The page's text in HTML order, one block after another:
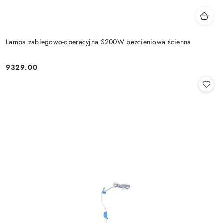
Lampa zabiegowo-operacyjna S200W bezcieniowa ścienna
Cena:
9329.00